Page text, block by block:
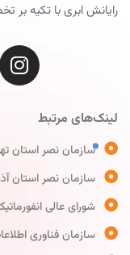
رایانش ابری با تکیه
لینک‌های مرتبط
سازمان نصر استان
سازمان نصر استان
شورای عالی
سازمان فناوری